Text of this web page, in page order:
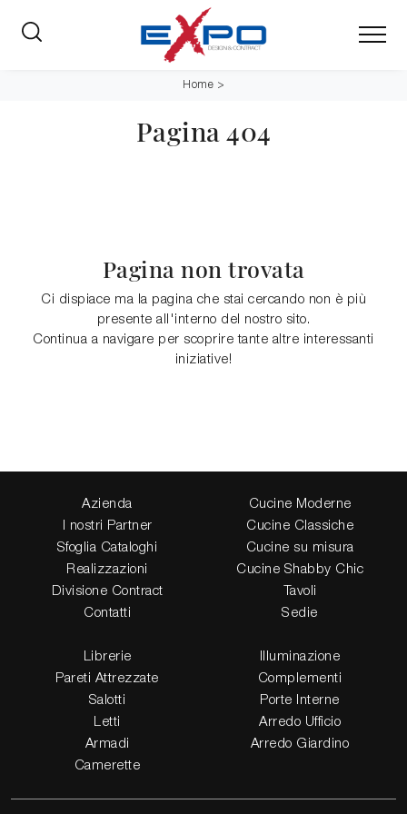
Home >
Pagina 404
Pagina non trovata
Ci dispiace ma la pagina che stai cercando non è più
presente all'interno del nostro sito.
Continua a navigare per scoprire tante altre interessanti
iniziative!
Azienda
I nostri Partner
Sfoglia Cataloghi
Realizzazioni
Divisione Contract
Contatti
Cucine Moderne
Cucine Classiche
Cucine su misura
Cucine Shabby Chic
Tavoli
Sedie
Librerie
Pareti Attrezzate
Salotti
Letti
Armadi
Camerette
Illuminazione
Complementi
Porte Interne
Arredo Ufficio
Arredo Giardino